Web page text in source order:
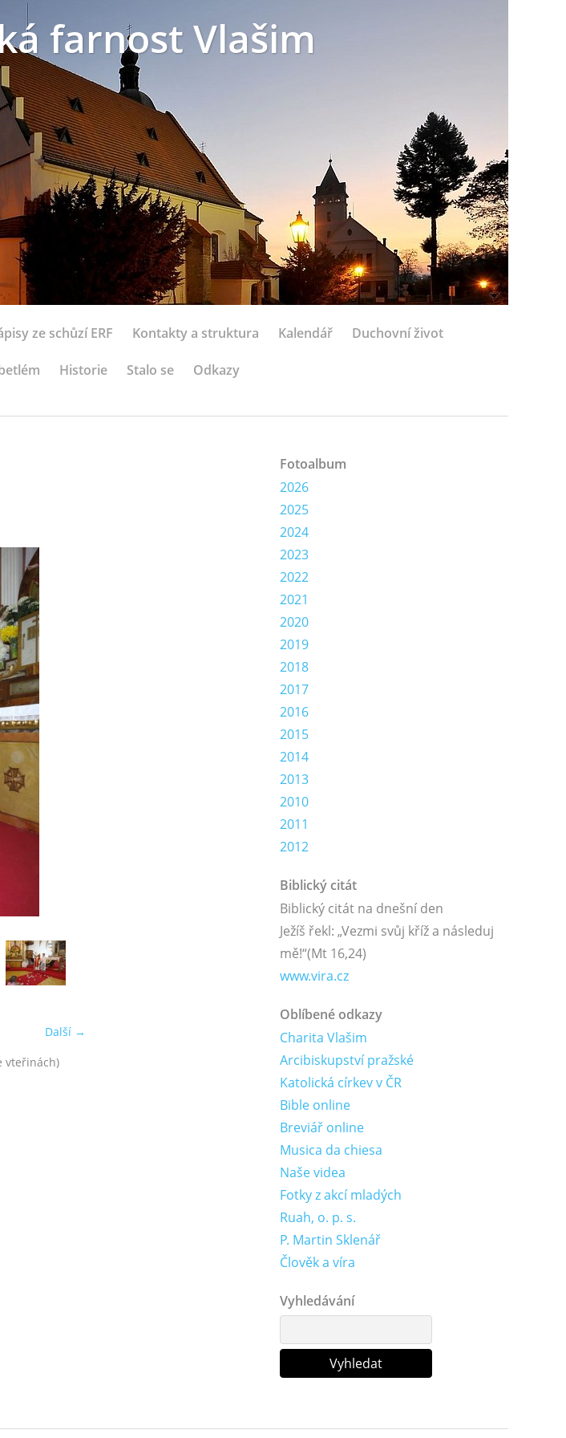
farnost Vlašim
ze schůzí ERF Kontakty a struktura Kalendář Duchovní život
Historie Stalo se Odkazy
Další →
vteřinách)
Fotoalbum
2026
2025
2024
2023
2022
2021
2020
2019
2018
2017
2016
2015
2014
2013
2010
2011
2012
Biblický citát
Biblický citát na dnešní den
Ježíš řekl: „Vezmi svůj kříž a následuj
mě!“(Mt 16,24)
www.vira.cz
Oblíbené odkazy
Charita Vlašim
Arcibiskupství pražské
Katolická církev v ČR
Bible online
Breviář online
Musica da chiesa
Naše videa
Fotky z akcí mladých
Ruah, o. p. s.
P. Martin Sklenář
Člověk a víra
Vyhledávání